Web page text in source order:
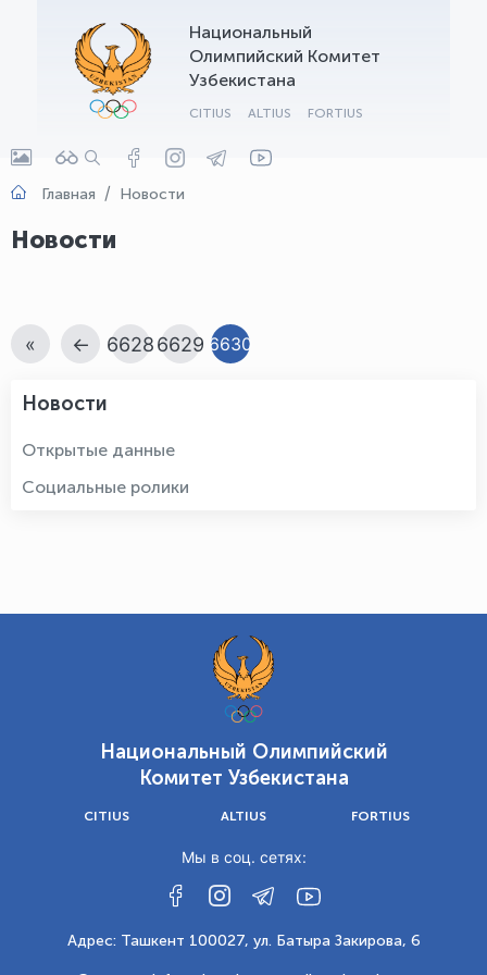
Национальный
Олимпийский Комитет
Узбекистана
CITIUS ALTIUS FORTIUS
Главная Новости
Новости
« ← 66286629 6630
Новости
Открытые данные
Социальные ролики
Национальный Олимпийский
Комитет Узбекистана
CITIUS ALTIUS FORTIUS
Мы в соц. сетях:
Адрес: Ташкент 100027, ул. Батыра Закирова, 6
OLYMPCHIK AI - yordamchi
Онлайн · olympic.uz